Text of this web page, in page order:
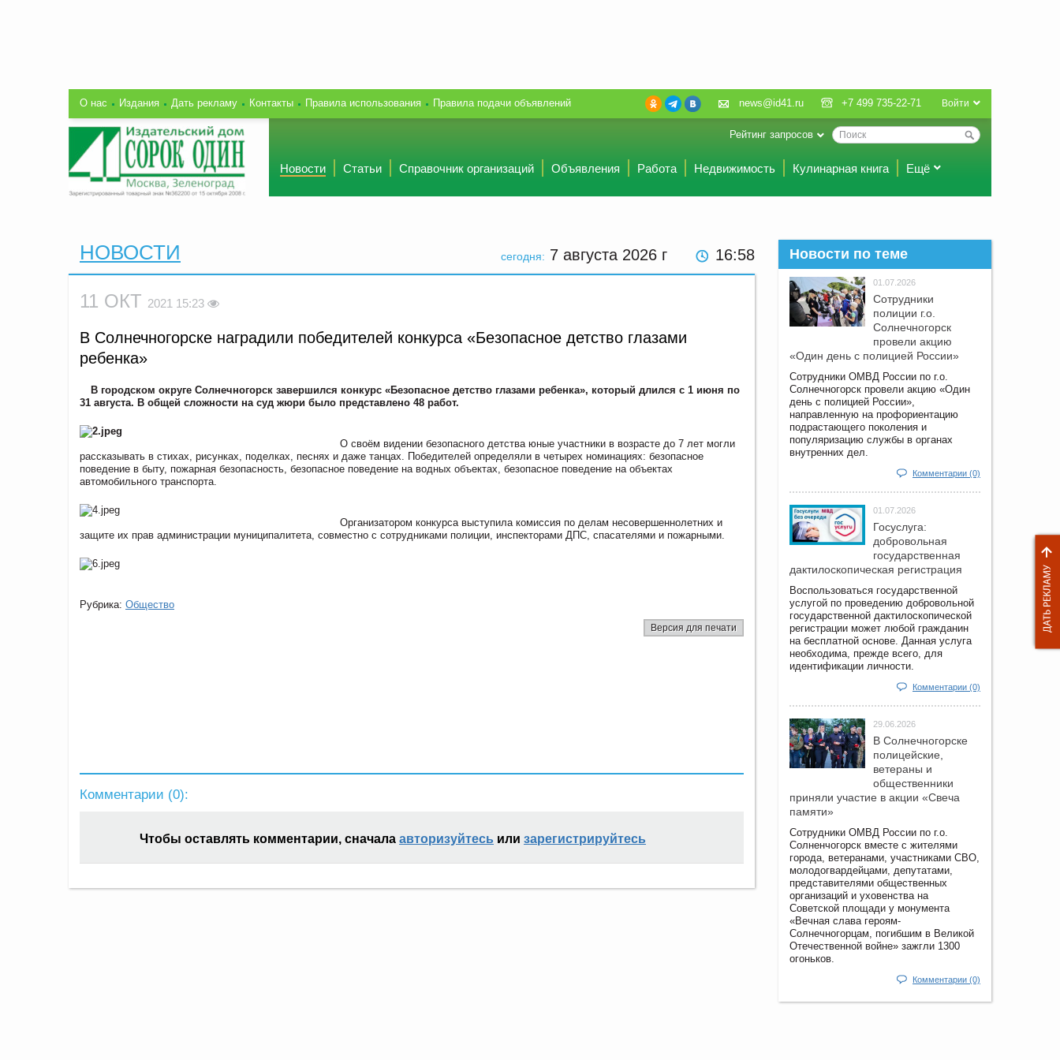
О нас Издания Дать рекламу Контакты Правила использования Правила подачи объявлений Войти
news@id41.ru +7 499 735-22-71
Рейтинг запросов
Новости Статьи Справочник организаций Объявления Работа Недвижимость Кулинарная книга Ещё
сегодня: 7 августа 2026 г 16:58
НОВОСТИ
11 ОКТ 2021 15:23
В Солнечногорске наградили победителей конкурса «Безопасное детство глазами
ребенка»
В городском округе Солнечногорск завершился конкурс «Безопасное детство глазами ребенка», который длился с 1 июня по
31 августа. В общей сложности на суд жюри было представлено 48 работ.
О своём видении безопасного детства юные участники в возрасте до 7 лет могли
рассказывать в стихах, рисунках, поделках, песнях и даже танцах. Победителей определяли в четырех номинациях: безопасное
поведение в быту, пожарная безопасность, безопасное поведение на водных объектах, безопасное поведение на объектах
автомобильного транспорта.
Организатором конкурса выступила комиссия по делам несовершеннолетних и
защите их прав администрации муниципалитета, совместно с сотрудниками полиции, инспекторами ДПС, спасателями и пожарными.
Рубрика: Общество
Версия для печати
Комментарии (0):
Чтобы оставлять комментарии, сначала авторизуйтесь или зарегистрируйтесь
Новости по теме
01.07.2026
Сотрудники
полиции г.о.
Солнечногорск
провели акцию
«Один день с полицией России»
Сотрудники ОМВД России по г.о.
Солнечногорск провели акцию «Один
день с полицией России»,
направленную на профориентацию
подрастающего поколения и
популяризацию службы в органах
внутренних дел.
Комментарии (0)
01.07.2026
Госуслуга:
добровольная
государственная
дактилоскопическая регистрация
Воспользоваться государственной
услугой по проведению добровольной
государственной дактилоскопической
регистрации может любой гражданин
на бесплатной основе. Данная услуга
необходима, прежде всего, для
идентификации личности.
Комментарии (0)
29.06.2026
В Солнечногорске
полицейские,
ветераны и
общественники
приняли участие в акции «Свеча
памяти»
Сотрудники ОМВД России по г.о.
Солненчогорск вместе с жителями
города, ветеранами, участниками СВО,
молодогвардейцами, депутатами,
представителями общественных
организаций и уховенства на
Советской площади у монумента
«Вечная слава героям-
Солнечногорцам, погибшим в Великой
Отечественной войне» зажгли 1300
огоньков.
Комментарии (0)